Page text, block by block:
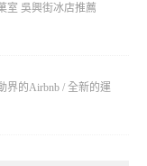
室 吳興街冰店推薦
界的Airbnb / 全新的運